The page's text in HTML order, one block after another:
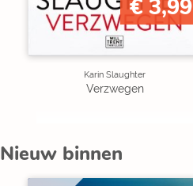
€ 3,99
Karin Slaughter
Verzwegen
Nieuw binnen